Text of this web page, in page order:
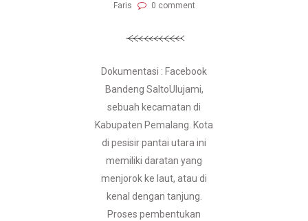
Faris
0 comment
Dokumentasi : Facebook
Bandeng SaltoUlujami,
sebuah kecamatan di
Kabupaten Pemalang. Kota
di pesisir pantai utara ini
memiliki daratan yang
menjorok ke laut, atau di
kenal dengan tanjung.
Proses pembentukan